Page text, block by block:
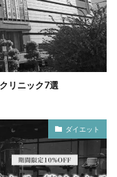
リニック7選
ダイエット